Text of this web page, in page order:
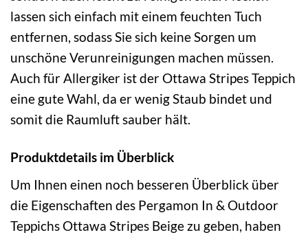
lassen sich einfach mit einem feuchten Tuch
entfernen, sodass Sie sich keine Sorgen um
unschöne Verunreinigungen machen müssen.
Auch für Allergiker ist der Ottawa Stripes Teppich
eine gute Wahl, da er wenig Staub bindet und
somit die Raumluft sauber hält.
Produktdetails im Überblick
Um Ihnen einen noch besseren Überblick über
die Eigenschaften des Pergamon In & Outdoor
Teppichs Ottawa Stripes Beige zu geben, haben